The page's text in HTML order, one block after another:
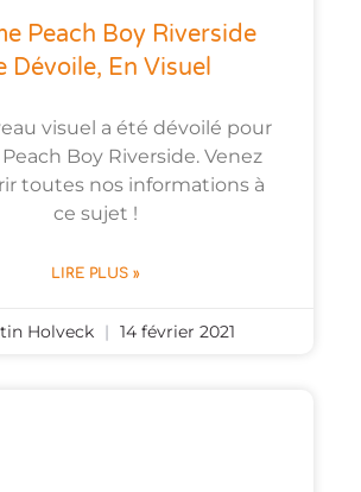
Peach Boy Riverside
Dévoile, En Visuel
visuel a été dévoilé pour
Peach Boy Riverside. Venez
toutes nos informations à
ce sujet !
LIRE PLUS »
Holveck 14 février 2021